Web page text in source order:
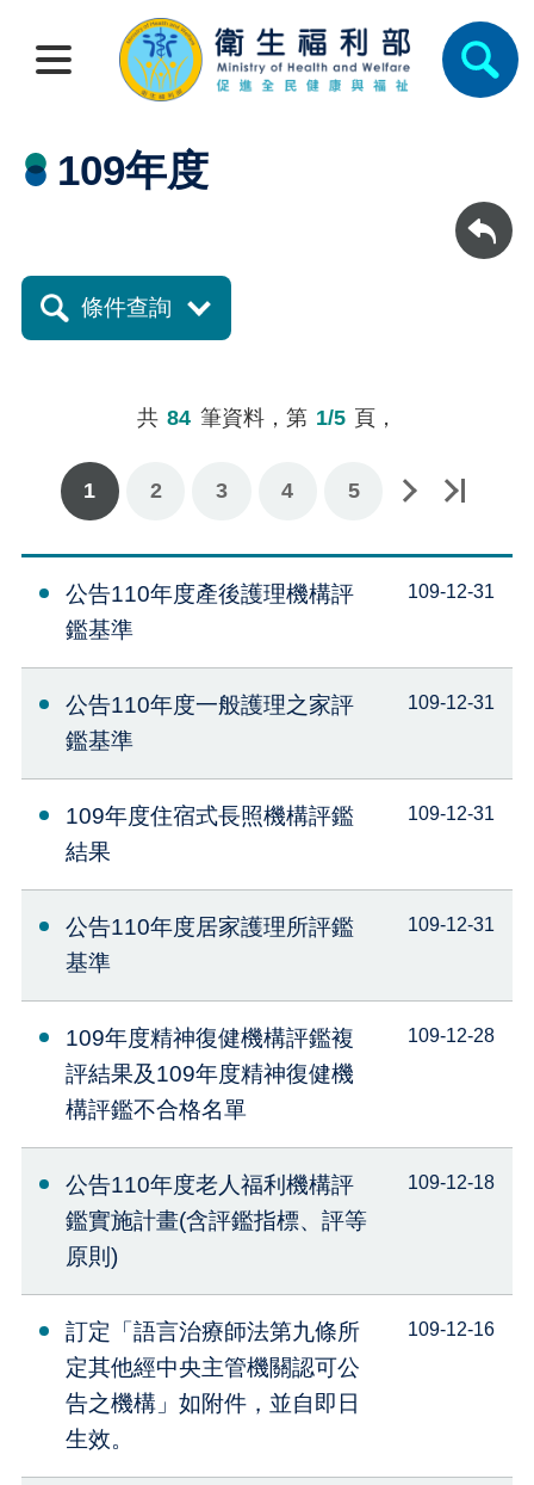
109年度
回上一頁
條件查詢
共 84 筆資料，第 1/5 頁，
1 2 3 4 5
下一頁最後一頁
公告110年度產後護理機構評
鑑基準
109-12-31
公告110年度一般護理之家評
鑑基準
109-12-31
109年度住宿式長照機構評鑑
結果
109-12-31
公告110年度居家護理所評鑑
基準
109-12-31
109年度精神復健機構評鑑複
評結果及109年度精神復健機
構評鑑不合格名單
109-12-28
公告110年度老人福利機構評
鑑實施計畫(含評鑑指標、評等
原則)
109-12-18
訂定「語言治療師法第九條所
定其他經中央主管機關認可公
告之機構」如附件，並自即日
生效。
109-12-16